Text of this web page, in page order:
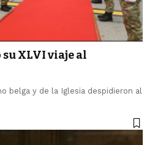
XLVI viaje al
belga y de la Iglesia despidieron al